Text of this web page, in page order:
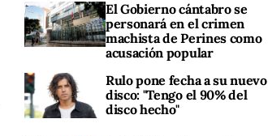
El Gobierno cántabro se
personará en el crimen
machista de Perines como
acusación popular
Rulo pone fecha a su nuevo
disco: "Tengo el 90% del
disco hecho"